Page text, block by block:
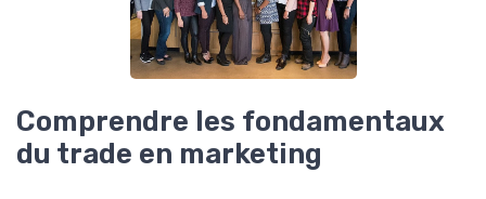
Comprendre les fondamentaux
du trade en marketing